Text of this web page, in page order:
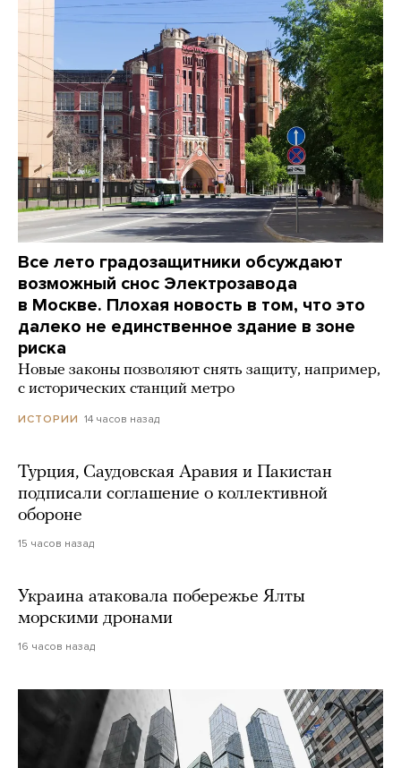
Все лето градозащитники обсуждают
возможный снос Электрозавода
в Москве. Плохая новость в том, что это
далеко не единственное здание в зоне
риска
Новые законы позволяют снять защиту, например,
с исторических станций метро
ИСТОРИИ 14 часов назад
Турция, Саудовская Аравия и Пакистан
подписали соглашение о коллективной
обороне
15 часов назад
Украина атаковала побережье Ялты
морскими дронами
16 часов назад